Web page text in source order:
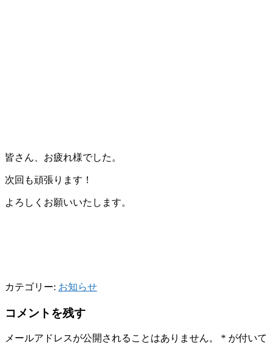
皆さん、お疲れ様でした。
次回も頑張ります！
よろしくお願いいたします。
カテゴリー: お知らせ
コメントを残す
メールアドレスが公開されることはありません。 * が付いて